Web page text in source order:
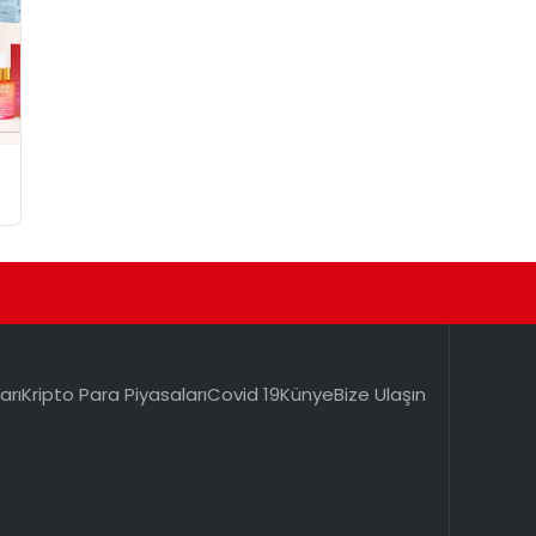
Kripto Para PiyasalarıCovid 19KünyeBize Ulaşın